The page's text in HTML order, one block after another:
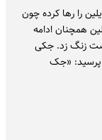
را رها کرده چون
همچنان ادامه
زنگ زد. جکی
پرسید: «جک